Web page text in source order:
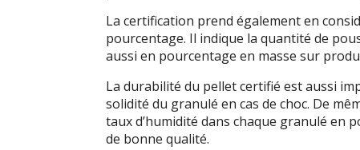
La certification prend également en
pourcentage. Il indique la quantité de
aussi en pourcentage en masse sur
La durabilité du pellet certifié est aussi
solidité du granulé en cas de choc. De
taux d’humidité dans chaque granulé en
de bonne qualité.